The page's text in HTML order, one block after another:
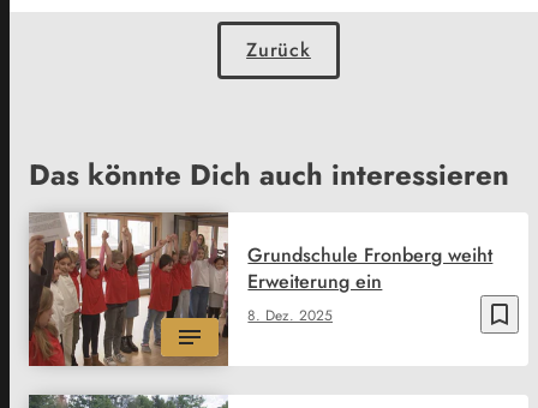
Zurück
Das könnte Dich auch interessieren
bookmark_border
8. Dez. 2025
Grundschule Fronberg weiht
Erweiterung ein